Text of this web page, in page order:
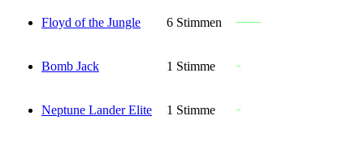
Floyd of the Jungle 6 Stimmen
Bomb Jack 1 Stimme
Neptune Lander Elite 1 Stimme